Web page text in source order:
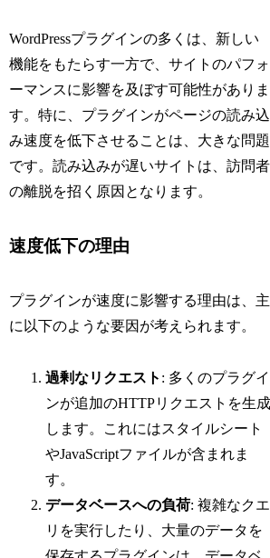
WordPressプラグインの多くは、新しい
機能をもたらす一方で、サイトのパフォ
ーマンスに影響を及ぼす可能性がありま
す。特に、プラグインがページの読み込
み速度を低下させることは、大きな問題
です。読み込みが遅いサイトは、訪問者
の離脱を招く原因となります。
速度低下の理由
プラグインが速度に影響する理由は、主
に以下のような要因が考えられます。
過剰なリクエスト : 多くのプラグイ
ンが追加のHTTPリクエストを生成
します。これにはスタイルシート
やJavaScriptファイルが含まれま
す。
データベースへの負荷: 複雑なクエ
リを実行したり、大量のデータを